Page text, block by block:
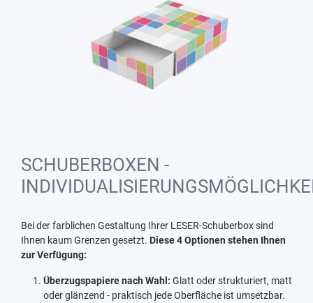
SCHUBERBOXEN -
Bei der farblichen Gestaltung Ihrer LESER-Schuberbox sind
Ihnen kaum Grenzen gesetzt. Diese 4 Optionen stehen Ihnen
zur Verfügung:
Überzugspapiere nach Wahl: Glatt oder strukturiert, matt
oder glänzend - praktisch jede Oberfläche ist umsetzbar.